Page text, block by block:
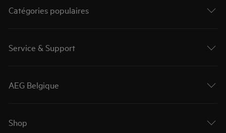
Catégories populaires
Service & Support
AEG Belgique
Shop